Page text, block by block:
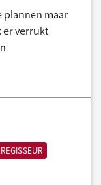
plannen maar
er verrukt